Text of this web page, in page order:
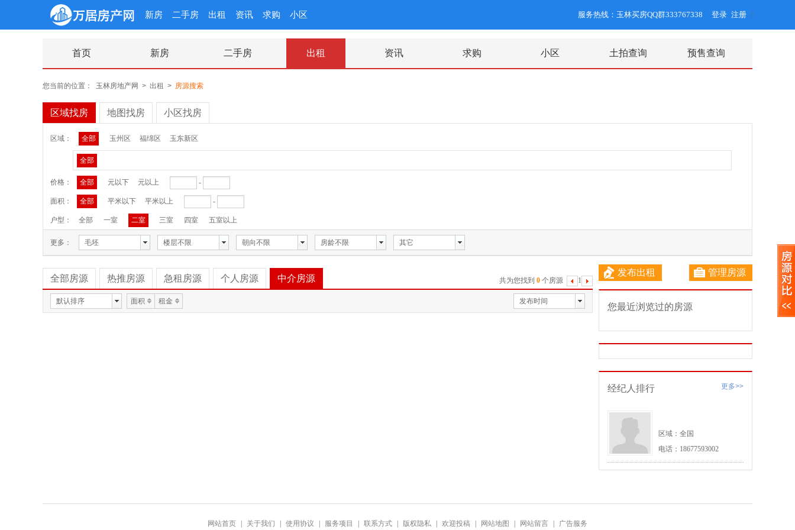
新房 二手房 出租 资讯 求购 小区 服务热线：玉林买房QQ群333767338 登录 /
注册
首页 新房 二手房 出租 资讯 求购 小区 土拍查询 预售查询
您当前的位置： 玉林房地产网 > 出租 > 房源搜索
区域找房 地图找房 小区找房
区域： 全部 玉州区 福绵区 玉东新区
全部
价格： 全部 元以下 元以上 -
面积： 全部 平米以下 平米以上 -
户型： 全部 一室 二室 三室 四室 五室以上
更多： 毛坯 楼层不限 朝向不限 房龄不限 其它
共为您找到 0 个房源 1
下
页
全部房源 热推房源 急租房源 个人房源 中介房源
发布时间
默认排序 面积 租金
发布出租 管理房源
您最近浏览过的房源
更多>>
经纪人排行
区域：全国
电话：18677593002
网站首页 关于我们 使用协议 服务项目 联系方式 版权隐私 欢迎投稿 网站地图 网站留言 广告服务